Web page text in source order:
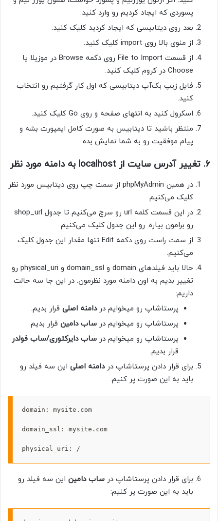
پسوردی که ایجاد کردیم رو وارد کنید.
بعد روی دیتابیسی که ایجاد کردید کلیک کنید.
از منوی بالا روی import کلیک کنید.
از قسمت File to Import روی دکمه Browse در موزیلا یا
Choose در کروم کلیک کنید.
فایل زیپ بک‌آپ دیتابیسی که اول کار گرفتیم رو انتخاب
کنید.
اسکرول کنید به انتهای صفحه و روی Go کلیک کنید.
منتظر باشید تا دیتابیس به صورت کامل ایمپورت بشه و
پیام موفقیت رو به شما نمایش بده.
۶. تغییر آدرس سایت از localhost به دامنه مورد نظر
در همین phpMyAdmin از سمت چپ روی دیتابیس مورد نظر
کلیک می‌کنیم
در این قسمت کلمه url رو سرچ می‌کنیم تا جدول shop_url
رو برامون بیاره. رو این جدول کلیک می‌کنیم
از سمت راست روی دکمه Edit تنها مقدار این جدول کلیک
می‌کنیم.
حالا باید فیلدهای domain و domain_ssl و physical_uri رو
تغییر بدیم به اون دامنه مورد نظرمون. در این جا سه حالت
داریم:
پرستاشاپ رو میخوایم دردامنه اصلی قرار بدیم.
پرستاشاپ رو میخوایم در ساب دامین قرار بدیم
پرستاشاپ رو میخوایم در ساب دایرکتوری/ساب فولدر
قرار بدیم.
برای قرار دادن پرستاشاپ دردامنه اصلی این سه فیلد رو
باید به این صورت پر کنیم:
domain: mysite.com
domain_ssl: mysite.com
physical_uri: /
برای قرار دادن پرستاشاپ در ساب دامین این سه فیلد رو
باید به این صورت پر کنیم: